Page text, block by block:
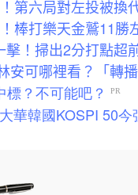
第六局對左投被
棒打樂天金鷲11
擊！掃出2分打點
安可哪裡看？「轉